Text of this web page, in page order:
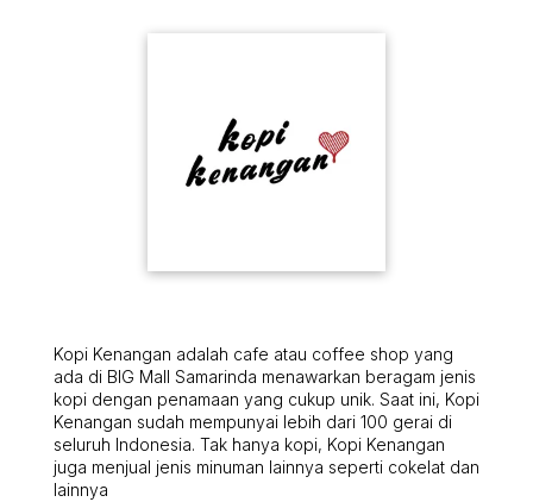
Kopi Kenangan adalah cafe atau coffee shop yang
ada di BIG Mall Samarinda menawarkan beragam jenis
kopi dengan penamaan yang cukup unik. Saat ini, Kopi
Kenangan sudah mempunyai lebih dari 100 gerai di
seluruh Indonesia. Tak hanya kopi, Kopi Kenangan
juga menjual jenis minuman lainnya seperti cokelat dan
lainnya